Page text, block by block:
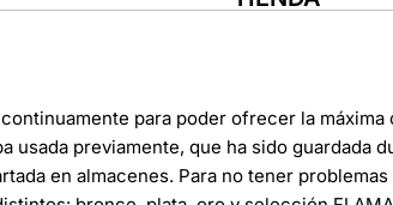
para poder ofrecer la
usada previamente, que ha sido guardada
en almacenes. Para no tener